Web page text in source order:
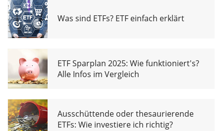
Was sind ETFs? ETF einfach erklärt
ETF Sparplan 2025: Wie funktioniert's?
Alle Infos im Vergleich
Ausschüttende oder thesaurierende
ETFs: Wie investiere ich richtig?